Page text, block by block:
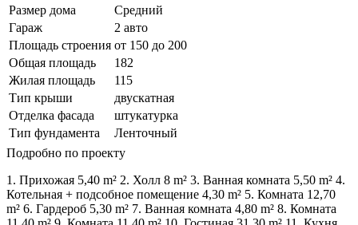
Размер дома
Средний
Гараж
2 авто
Площадь строения от 150 до 200
Общая площадь
182
Жилая площадь
115
Тип крыши
двускатная
Отделка фасада
штукатурка
Тип фундамента
Ленточный
Подробно по проекту
1. Прихожая 5,40 m² 2. Холл 8 m² 3. Ванная комната 5,50 m² 4.
Котельная + подсобное помещение 4,30 m² 5. Комната 12,70
m² 6. Гардероб 5,30 m² 7. Ванная комната 4,80 m² 8. Комната